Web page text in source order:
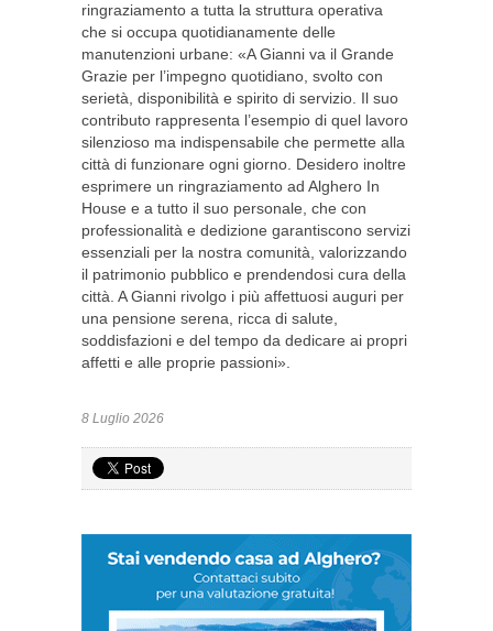
ringraziamento a tutta la struttura operativa
che si occupa quotidianamente delle
manutenzioni urbane: «A Gianni va il Grande
Grazie per l’impegno quotidiano, svolto con
serietà, disponibilità e spirito di servizio. Il suo
contributo rappresenta l’esempio di quel lavoro
silenzioso ma indispensabile che permette alla
città di funzionare ogni giorno. Desidero inoltre
esprimere un ringraziamento ad Alghero In
House e a tutto il suo personale, che con
professionalità e dedizione garantiscono servizi
essenziali per la nostra comunità, valorizzando
il patrimonio pubblico e prendendosi cura della
città. A Gianni rivolgo i più affettuosi auguri per
una pensione serena, ricca di salute,
soddisfazioni e del tempo da dedicare ai propri
affetti e alle proprie passioni».
8 Luglio 2026